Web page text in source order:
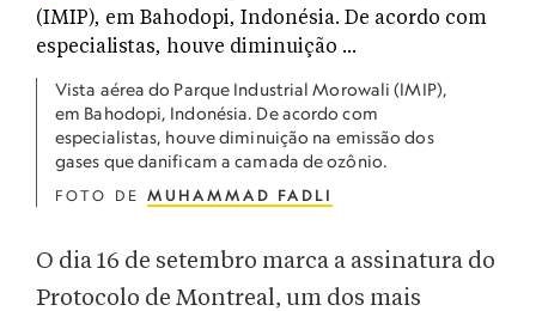
Vista aérea do Parque Industrial Morowali (IMIP),
em Bahodopi, Indonésia. De acordo com
especialistas, houve diminuição na emissão dos
gases que danificam a camada de ozônio.
FOTO DE MUHAMMAD FADLI
O dia 16 de setembro marca a assinatura do
Protocolo de Montreal, um dos mais